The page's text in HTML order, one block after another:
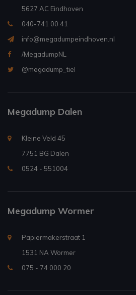
5627 AC Eindhoven
040-741 00 41
info@megadumpeindhoven.nl
/MegadumpNL
@megadump_tiel
Megadump Dalen
Kleine Veld 45
7751 BG Dalen
0524 - 551004
Megadump Wormer
Papiermakerstraat 1
1531 NA Wormer
075 - 74 000 20